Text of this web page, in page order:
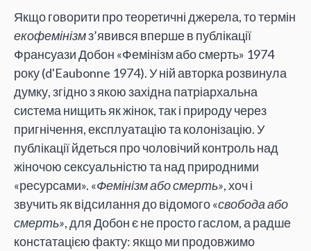
Якщо говорити про теоретичні джерела, то термін
екофемінізмз’явився вперше в публікації
Франсуази Добон «Фемінізм або смерть» 1974
року (d'Eaubonne 1974). У ній авторка розвинула
думку, згідно з якою західна патріархальна
система нищить як жінок, так і природу через
пригнічення, експлуатацію та колонізацію. У
публікації йдеться про чоловічий контроль над
жіночою сексуальністю та над природними
«ресурсами». «Фемінізм або смерть», хоч і
звучить як відсилання до відомого «свобода або
смерть», для Добон є не просто гаслом, а радше
констатацією факту: якщо ми продовжимо